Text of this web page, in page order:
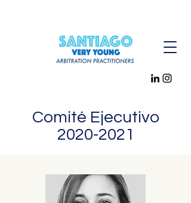
Comité Ejecutivo
2020-2021